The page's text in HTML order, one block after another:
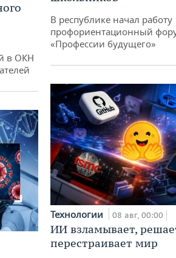
в ОКН
В республике начал работу
профориентационный
«Профессии будущего»
Технологии 08 авг, 00:00
ИИ взламывает,
перестраивает мир